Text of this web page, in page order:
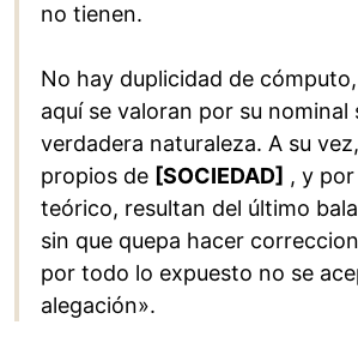
no tienen.
No hay duplicidad de
aquí se valoran por su nominal
verdadera naturaleza. A su
propios de [SOCIEDAD] , y
teórico, resultan del último
sin que quepa hacer
por todo lo expuesto no se
alegación».